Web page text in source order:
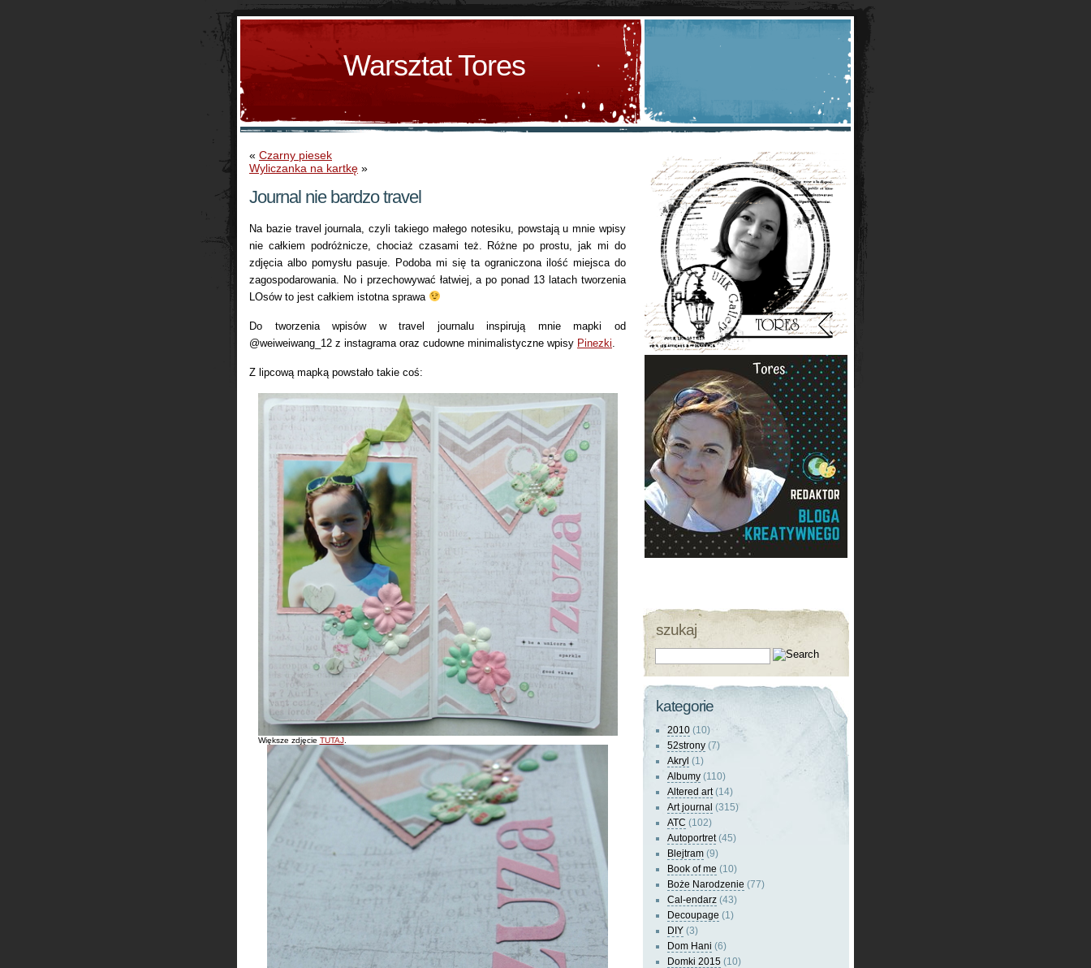
Warsztat Tores
« Czarny piesek
Wyliczanka na kartkę »
Journal nie bardzo travel
Na bazie travel journala, czyli takiego małego notesiku, powstają u mnie wpisy
nie całkiem podróżnicze, chociaż czasami też. Różne po prostu, jak mi do
zdjęcia albo pomysłu pasuje. Podoba mi się ta ograniczona ilość miejsca do
zagospodarowania. No i przechowywać łatwiej, a po ponad 13 latach tworzenia
LOsów to jest całkiem istotna sprawa
Do tworzenia wpisów w travel journalu inspirują mnie mapki od
@weiweiwang_12 z instagrama oraz cudowne minimalistyczne wpisy Pinezki.
Z lipcową mapką powstało takie coś:
Większe zdjęcie TUTAJ.
szukaj
kategorie
2010 (10)
52strony (7)
Akryl (1)
Albumy (110)
Altered art(14)
Art journal (315)
ATC (102)
Autoportret(45)
Blejtram (9)
Book of me (10)
Boże Narodzenie (77)
Cal-endarz (43)
Decoupage (1)
DIY (3)
Dom Hani (6)
Domki 2015 (10)